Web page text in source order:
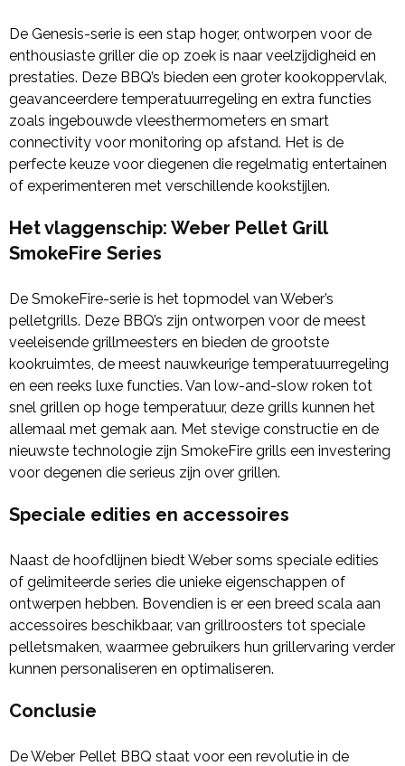
De Genesis-serie is een stap hoger, ontworpen voor de
enthousiaste griller die op zoek is naar veelzijdigheid en
prestaties. Deze BBQ’s bieden een groter kookoppervlak,
geavanceerdere temperatuurregeling en extra functies
zoals ingebouwde vleesthermometers en smart
connectivity voor monitoring op afstand. Het is de
perfecte keuze voor diegenen die regelmatig entertainen
of experimenteren met verschillende kookstijlen.
Het vlaggenschip: Weber Pellet Grill
SmokeFire Series
De SmokeFire-serie is het topmodel van Weber’s
pelletgrills. Deze BBQ’s zijn ontworpen voor de meest
veeleisende grillmeesters en bieden de grootste
kookruimtes, de meest nauwkeurige temperatuurregeling
en een reeks luxe functies. Van low-and-slow roken tot
snel grillen op hoge temperatuur, deze grills kunnen het
allemaal met gemak aan. Met stevige constructie en de
nieuwste technologie zijn SmokeFire grills een investering
voor degenen die serieus zijn over grillen.
Speciale edities en accessoires
Naast de hoofdlijnen biedt Weber soms speciale edities
of gelimiteerde series die unieke eigenschappen of
ontwerpen hebben. Bovendien is er een breed scala aan
accessoires beschikbaar, van grillroosters tot speciale
pelletsmaken, waarmee gebruikers hun grillervaring verder
kunnen personaliseren en optimaliseren.
Conclusie
De Weber Pellet BBQ staat voor een revolutie in de